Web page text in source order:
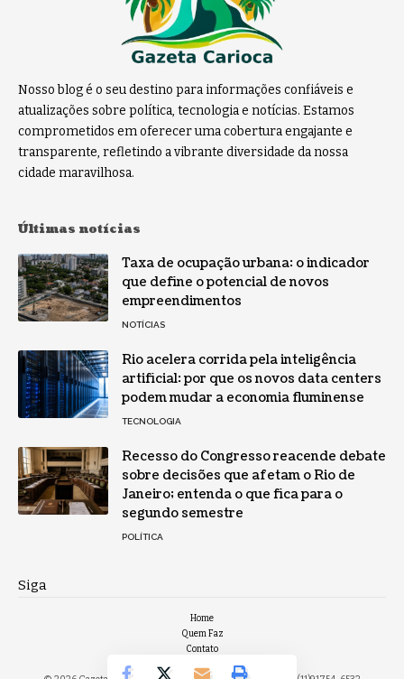
Nosso blog é o seu destino para informações confiáveis e
atualizações sobre política, tecnologia e notícias. Estamos
comprometidos em oferecer uma cobertura engajante e
transparente, refletindo a vibrante diversidade da nossa
cidade maravilhosa.
Últimas notícias
Taxa de ocupação urbana: o indicador
que define o potencial de novos
empreendimentos
NOTÍCIAS
Rio acelera corrida pela inteligência
artificial: por que os novos data centers
podem mudar a economia fluminense
TECNOLOGIA
Recesso do Congresso reacende debate
sobre decisões que afetam o Rio de
Janeiro; entenda o que fica para o
segundo semestre
POLÍTICA
Siga
Home
Quem Faz
Contato